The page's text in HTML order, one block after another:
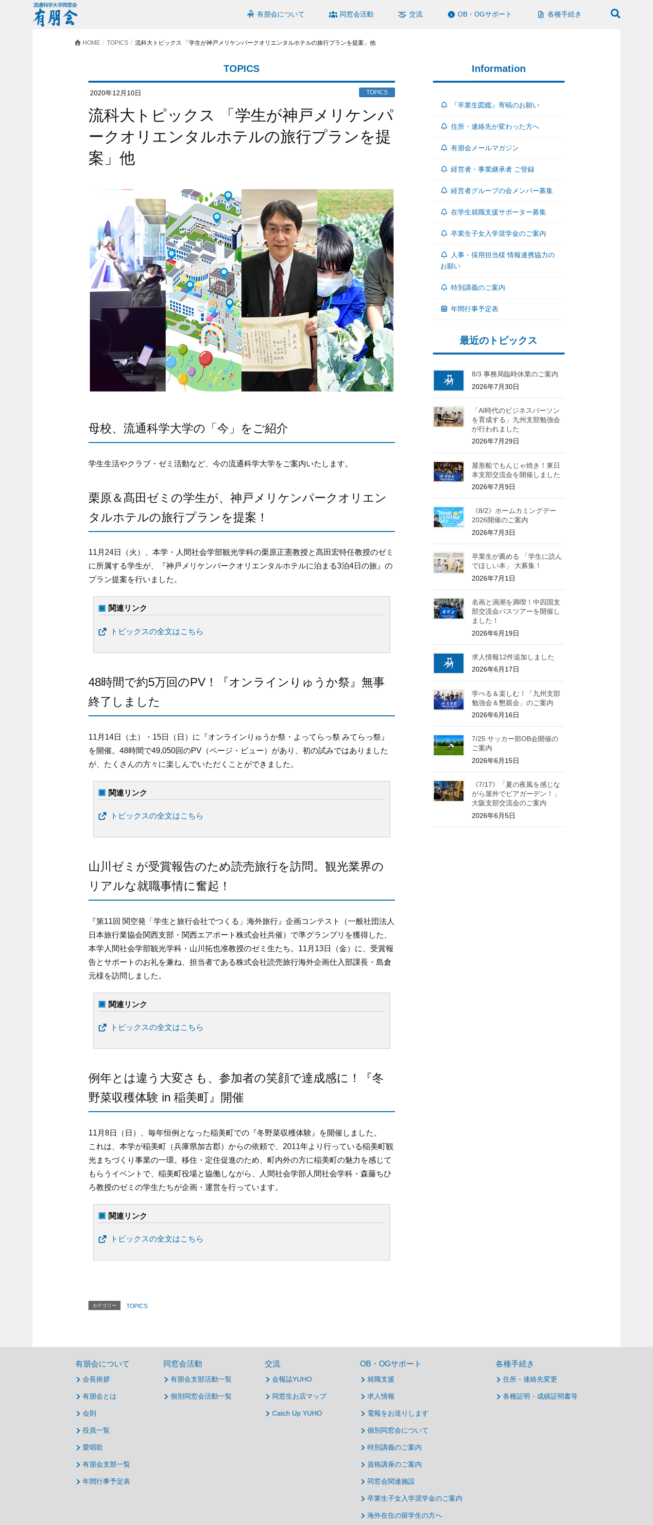
有朋会について 同窓会活動 交流 OB・OGサポート 各種手続き
HOME TOPICS 流科大トピックス 「学生が神戸メリケンパークオリエンタルホテルの旅行プランを提案」他
TOPICS
2020年12月10日 TOPICS
流科大トピックス 「学生が神戸メリケンパ
ークオリエンタルホテルの旅行プランを提
案」他
母校、流通科学大学の「今」をご紹介
学生生活やクラブ・ゼミ活動など、今の流通科学大学をご案内いたします。
栗原＆髙田ゼミの学生が、神戸メリケンパークオリエン
タルホテルの旅行プランを提案！
11月24日（火）、本学・人間社会学部観光学科の栗原正憲教授と髙田宏特任教授のゼミ
に所属する学生が、『神戸メリケンパークオリエンタルホテルに泊まる3泊4日の旅』の
プラン提案を行いました。
関連リンク
トピックスの全文はこちら
48時間で約5万回のPV！『オンラインりゅうか祭』無事
終了しました
11月14日（土）・15日（日）に『オンラインりゅうか祭・よってらっ祭 みてらっ祭』
を開催。48時間で49,050回のPV（ページ・ビュー）があり、初の試みではありました
が、たくさんの方々に楽しんでいただくことができました。
関連リンク
トピックスの全文はこちら
山川ゼミが受賞報告のため読売旅行を訪問。観光業界の
リアルな就職事情に奮起！
『第11回 関空発「学生と旅行会社でつくる」海外旅行』企画コンテスト（一般社団法人
日本旅行業協会関西支部・関西エアポート株式会社共催）で準グランプリを獲得した、
本学人間社会学部観光学科・山川拓也准教授のゼミ生たち。11月13日（金）に、受賞報
告とサポートのお礼を兼ね、担当者である株式会社読売旅行海外企画仕入部課長・島倉
元様を訪問しました。
関連リンク
トピックスの全文はこちら
例年とは違う大変さも、参加者の笑顔で達成感に！『冬
野菜収穫体験 in 稲美町』開催
11月8日（日）、毎年恒例となった稲美町での『冬野菜収穫体験』を開催しました。
これは、本学が稲美町（兵庫県加古郡）からの依頼で、2011年より行っている稲美町観
光まちづくり事業の一環。移住・定住促進のため、町内外の方に稲美町の魅力を感じて
もらうイベントで、稲美町役場と協働しながら、人間社会学部人間社会学科・森藤ちひ
ろ教授のゼミの学生たちが企画・運営を行っています。
関連リンク
トピックスの全文はこちら
カテゴリー TOPICS
Information
『卒業生図鑑』寄稿のお願い
住所・連絡先が変わった方へ
有朋会メールマガジン
経営者・事業継承者 ご登録
経営者グループの会メンバー募集
在学生就職支援サポーター募集
卒業生子女入学奨学金のご案内
人事・採用担当様 情報連携協力の
お願い
特別講義のご案内
年間行事予定表
最近のトピックス
8/3 事務局臨時休業のご案内
2026年7月30日
「AI時代のビジネスパーソン
を育成する」九州支部勉強会
が行われました
2026年7月29日
屋形船でもんじゃ焼き！東日
本支部交流会を開催しました
2026年7月9日
《8/2》ホームカミングデー
2026開催のご案内
2026年7月3日
卒業生が薦める 「学生に読ん
でほしい本」 大募集！
2026年7月1日
名画と渦潮を満喫！中四国支
部交流会バスツアーを開催し
ました！
2026年6月19日
求人情報12件追加しました
2026年6月17日
学べる＆楽しむ！「九州支部
勉強会＆懇親会」のご案内
2026年6月16日
7/25 サッカー部OB会開催の
ご案内
2026年6月15日
《7/17》「夏の夜風を感じな
がら屋外でビアガーデン！」
大阪支部交流会のご案内
2026年6月5日
有朋会について
会長挨拶
有朋会とは
会則
役員一覧
愛唱歌
有朋会支部一覧
年間行事予定表
同窓会活動
有朋会支部活動一覧
個別同窓会活動一覧
交流
会報誌YUHO
同窓生お店マップ
Catch Up YUHO
OB・OGサポート
就職支援
求人情報
電報をお送りします
個別同窓会について
特別講義のご案内
資格講座のご案内
同窓会関連施設
卒業生子女入学奨学金のご案内
海外在住の留学生の方へ
各種手続き
住所・連絡先変更
各種証明・成績証明書等